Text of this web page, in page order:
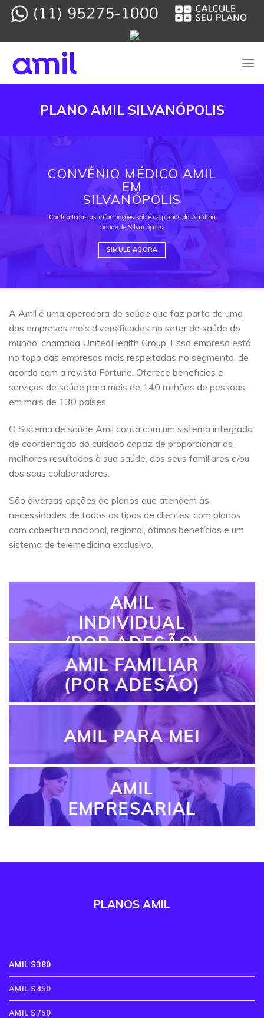
Skip
PLANO AMIL SILVANÓPOLIS
CONVÊNIO MÉDICO AMIL
EM
SILVANÓPOLIS
Confira todas as informações sobre os planos da Amil na
cidade de Silvanópolis.
SIMULE AGORA
A Amil é uma operadora de saúde que faz parte de uma
das empresas mais diversificadas no setor de saúde do
mundo, chamada UnitedHealth Group. Essa empresa está
no topo das empresas mais respeitadas no segmento, de
acordo com a revista Fortune. Oferece benefícios e
serviços de saúde para mais de 140 milhões de pessoas,
em mais de 130 países.
O Sistema de saúde Amil conta com um sistema integrado
de coordenação do cuidado capaz de proporcionar os
melhores resultados à sua saúde, dos seus familiares e/ou
dos seus colaboradores.
São diversas opções de planos que atendem às
necessidades de todos os tipos de clientes, com planos
com cobertura nacional, regional, ótimos benefícios e um
sistema de telemedicina exclusivo.
AMIL
INDIVIDUAL
(POR ADESÃO)
AMIL FAMILIAR
(POR ADESÃO)
AMIL PARA MEI
AMIL
EMPRESARIAL
PLANOS AMIL
AMIL S380
AMIL S450
AMIL S750